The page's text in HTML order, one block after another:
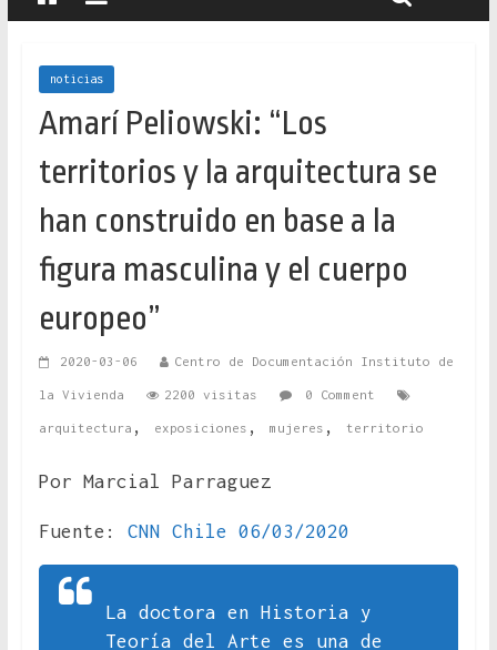
noticias
Amarí Peliowski: “Los
territorios y la arquitectura se
han construido en base a la
figura masculina y el cuerpo
europeo”
2020-03-06 Centro de Documentación Instituto de
la Vivienda 2200 visitas 0 Comment
arquitectura , exposiciones , mujeres , territorio
Por Marcial Parraguez
Fuente: CNN Chile 06/03/2020
La doctora en Historia y
Teoría del Arte es una de